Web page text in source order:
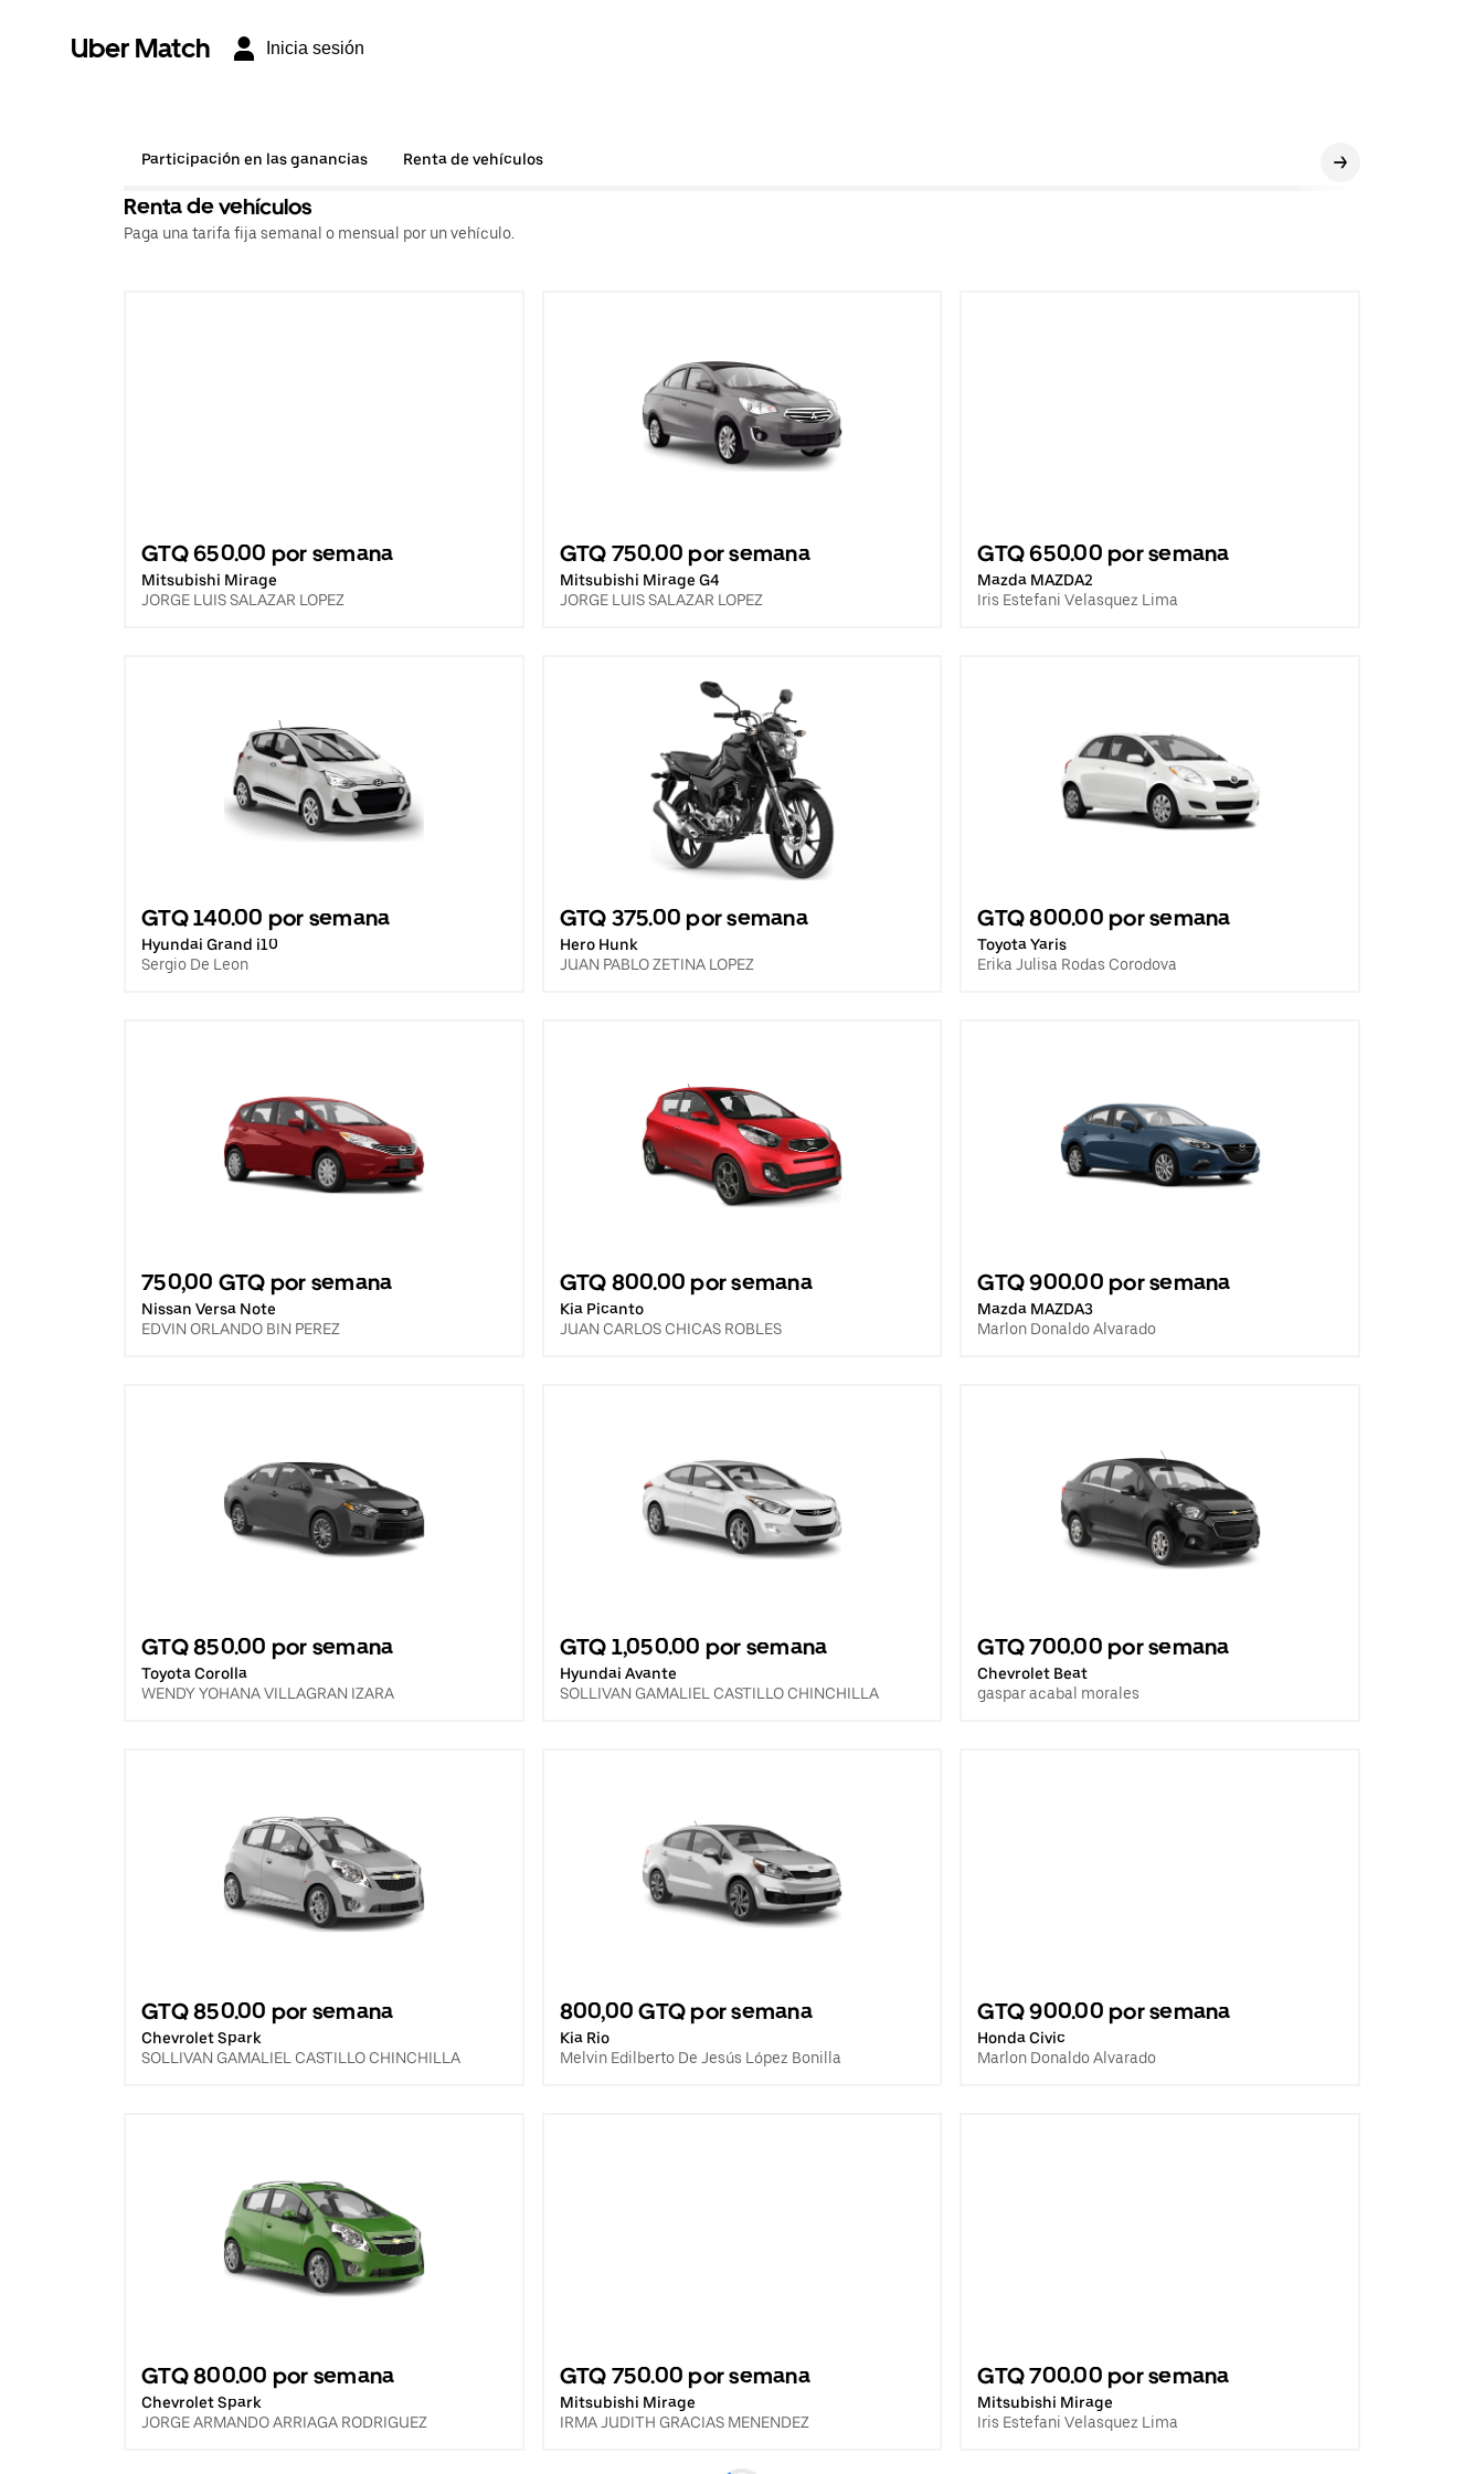
Uber Match Inicia sesión
Participación en las ganancias Renta de vehículos
Renta de vehículos
Paga una tarifa fija semanal o mensual por un vehículo.
GTQ 650.00 por semana
Mitsubishi Mirage
JORGE LUIS SALAZAR LOPEZ
GTQ 750.00 por semana
Mitsubishi Mirage G4
JORGE LUIS SALAZAR LOPEZ
GTQ 650.00 por semana
Mazda MAZDA2
Iris Estefani Velasquez Lima
GTQ 140.00 por semana
Hyundai Grand i10
Sergio De Leon
GTQ 375.00 por semana
Hero Hunk
JUAN PABLO ZETINA LOPEZ
GTQ 800.00 por semana
Toyota Yaris
Erika Julisa Rodas Corodova
750,00 GTQ por semana
Nissan Versa Note
EDVIN ORLANDO BIN PEREZ
GTQ 800.00 por semana
Kia Picanto
JUAN CARLOS CHICAS ROBLES
GTQ 900.00 por semana
Mazda MAZDA3
Marlon Donaldo Alvarado
GTQ 850.00 por semana
Toyota Corolla
WENDY YOHANA VILLAGRAN IZARA
GTQ 1,050.00 por semana
Hyundai Avante
SOLLIVAN GAMALIEL CASTILLO CHINCHILLA
GTQ 700.00 por semana
Chevrolet Beat
gaspar acabal morales
GTQ 850.00 por semana
Chevrolet Spark
SOLLIVAN GAMALIEL CASTILLO CHINCHILLA
800,00 GTQ por semana
Kia Rio
Melvin Edilberto De Jesús López Bonilla
GTQ 900.00 por semana
Honda Civic
Marlon Donaldo Alvarado
GTQ 800.00 por semana
Chevrolet Spark
JORGE ARMANDO ARRIAGA RODRIGUEZ
GTQ 750.00 por semana
Mitsubishi Mirage
IRMA JUDITH GRACIAS MENENDEZ
GTQ 700.00 por semana
Mitsubishi Mirage
Iris Estefani Velasquez Lima